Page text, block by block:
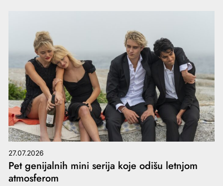
27.07.2026
Pet genijalnih mini serija koje odišu letnjom
atmosferom